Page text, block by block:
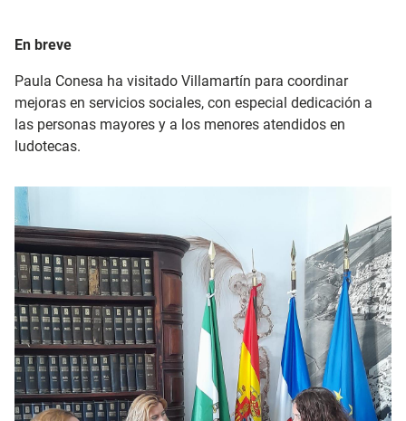
En breve
Paula Conesa ha visitado Villamartín para coordinar
mejoras en servicios sociales, con especial dedicación a
las personas mayores y a los menores atendidos en
ludotecas.